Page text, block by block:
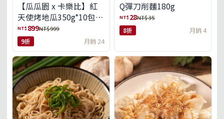
【瓜瓜園 x 卡樂比】紅
天使烤地瓜350g*10包
(免運組)
NT$ 899NT$ 999
9折 月銷 24
Q彈刀削麵180g
NT$ 28NT$ 35
8折 月銷 4